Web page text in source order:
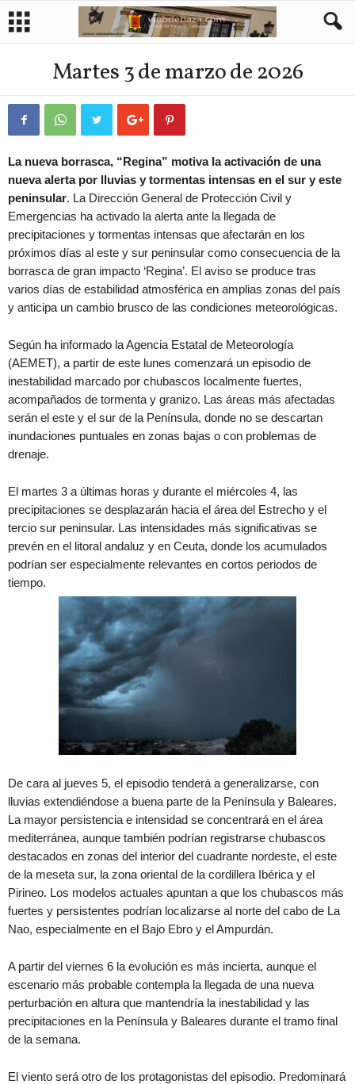
Martes 3 de marzo de 2026
La nueva borrasca, “Regina” motiva la activación de una
nueva alerta por lluvias y tormentas intensas en el sur y este
peninsular. La Dirección General de Protección Civil y
Emergencias ha activado la alerta ante la llegada de
precipitaciones y tormentas intensas que afectarán en los
próximos días al este y sur peninsular como consecuencia de la
borrasca de gran impacto ‘Regina’. El aviso se produce tras
varios días de estabilidad atmosférica en amplias zonas del país
y anticipa un cambio brusco de las condiciones meteorológicas.
Según ha informado la Agencia Estatal de Meteorología
(AEMET), a partir de este lunes comenzará un episodio de
inestabilidad marcado por chubascos localmente fuertes,
acompañados de tormenta y granizo. Las áreas más afectadas
serán el este y el sur de la Península, donde no se descartan
inundaciones puntuales en zonas bajas o con problemas de
drenaje.
El martes 3 a últimas horas y durante el miércoles 4, las
precipitaciones se desplazarán hacia el área del Estrecho y el
tercio sur peninsular. Las intensidades más significativas se
prevén en el litoral andaluz y en Ceuta, donde los acumulados
podrían ser especialmente relevantes en cortos periodos de
tiempo.
De cara al jueves 5, el episodio tenderá a generalizarse, con
lluvias extendiéndose a buena parte de la Península y Baleares.
La mayor persistencia e intensidad se concentrará en el área
mediterránea, aunque también podrían registrarse chubascos
destacados en zonas del interior del cuadrante nordeste, el este
de la meseta sur, la zona oriental de la cordillera Ibérica y el
Pirineo. Los modelos actuales apuntan a que los chubascos más
fuertes y persistentes podrían localizarse al norte del cabo de La
Nao, especialmente en el Bajo Ebro y el Ampurdán.
A partir del viernes 6 la evolución es más incierta, aunque el
escenario más probable contempla la llegada de una nueva
perturbación en altura que mantendría la inestabilidad y las
precipitaciones en la Península y Baleares durante el tramo final
de la semana.
El viento será otro de los protagonistas del episodio. Predominará